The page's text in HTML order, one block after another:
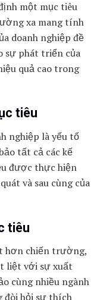
một mục tiêu
xa mang tính
doanh nghiệp đề
sự phát triển của
quả cao trong
tiêu
nghiệp là yếu tố
tất cả các kế
được thực hiện
và sau cùng của
tiêu
hơn chiến trường,
liệt với sự xuất
cùng nhiều ngành
đòi hỏi sự thích